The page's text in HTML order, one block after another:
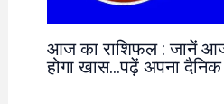
आज का राशिफल : जानें
होगा खास…पढ़ें अपना